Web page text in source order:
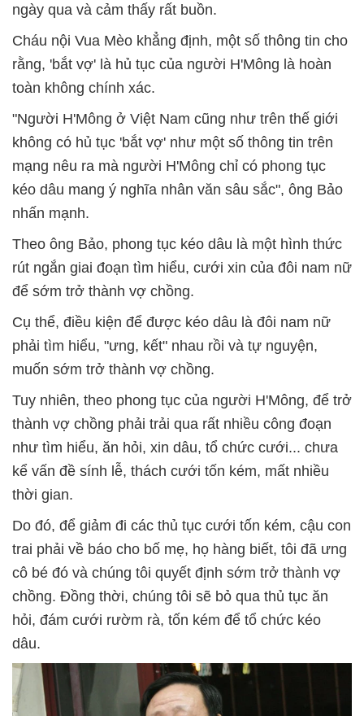
ngày qua và cảm thấy rất buồn.
Cháu nội Vua Mèo khẳng định, một số thông tin cho
rằng, 'bắt vợ' là hủ tục của người H'Mông là hoàn
toàn không chính xác.
"Người H'Mông ở Việt Nam cũng như trên thế giới
không có hủ tục 'bắt vợ' như một số thông tin trên
mạng nêu ra mà người H'Mông chỉ có phong tục
kéo dâu mang ý nghĩa nhân văn sâu sắc", ông Bảo
nhấn mạnh.
Theo ông Bảo, phong tục kéo dâu là một hình thức
rút ngắn giai đoạn tìm hiểu, cưới xin của đôi nam nữ
để sớm trở thành vợ chồng.
Cụ thể, điều kiện để được kéo dâu là đôi nam nữ
phải tìm hiểu, "ưng, kết" nhau rồi và tự nguyện,
muốn sớm trở thành vợ chồng.
Tuy nhiên, theo phong tục của người H'Mông, để trở
thành vợ chồng phải trải qua rất nhiều công đoạn
như tìm hiểu, ăn hỏi, xin dâu, tổ chức cưới... chưa
kể vấn đề sính lễ, thách cưới tốn kém, mất nhiều
thời gian.
Do đó, để giảm đi các thủ tục cưới tốn kém, cậu con
trai phải về báo cho bố mẹ, họ hàng biết, tôi đã ưng
cô bé đó và chúng tôi quyết định sớm trở thành vợ
chồng. Đồng thời, chúng tôi sẽ bỏ qua thủ tục ăn
hỏi, đám cưới rườm rà, tốn kém để tổ chức kéo
dâu.